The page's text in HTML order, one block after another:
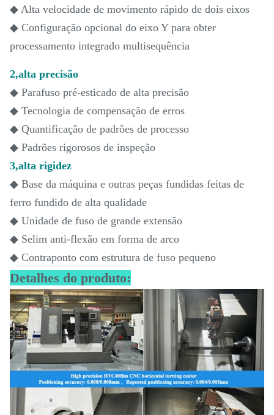
◆ Alta velocidade de movimento rápido de dois eixos
◆ Configuração opcional do eixo Y para obter
processamento integrado multisequência
2,alta precisão
◆ Parafuso pré-esticado de alta precisão
◆ Tecnologia de compensação de erros
◆ Quantificação de padrões de processo
◆ Padrões rigorosos de inspeção
3,alta rigidez
◆ Base da máquina e outras peças fundidas feitas de
ferro fundido de alta qualidade
◆ Unidade de fuso de grande extensão
◆ Selim anti-flexão em forma de arco
◆ Contraponto com estrutura de fuso pequeno
Detalhes do produto: